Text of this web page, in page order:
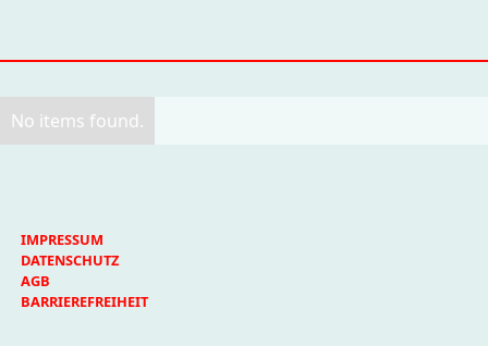
No items found.
IMPRESSUM
DATENSCHUTZ
AGB
BARRIEREFREIHEIT